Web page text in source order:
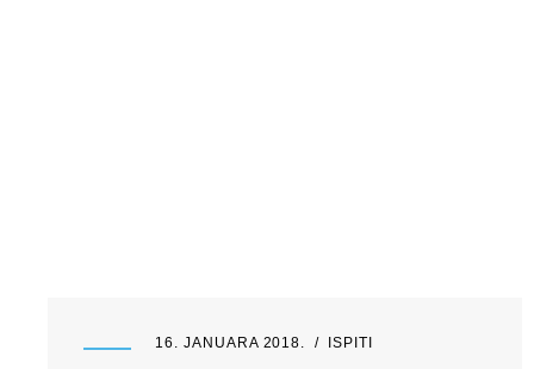
16. JANUARA 2018. ISPITI